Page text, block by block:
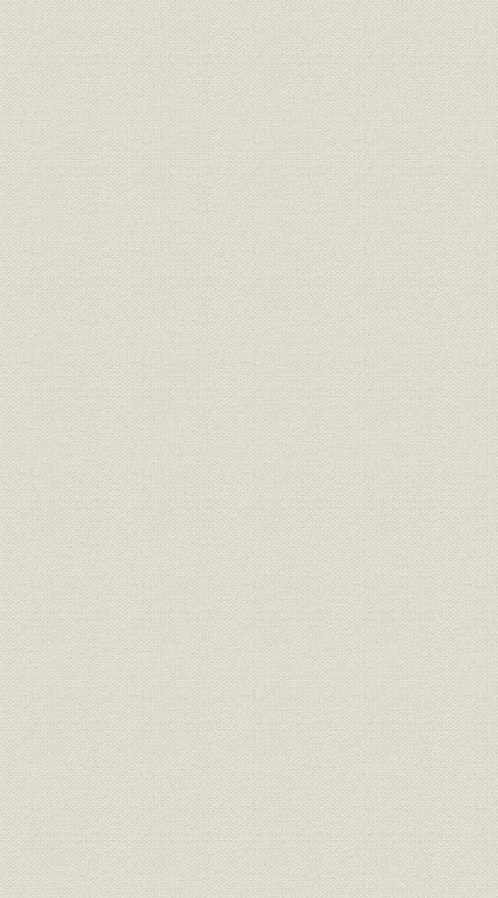
労働組合の結成と階級闘争の進展
日本工業倶楽部の労働問題対策
(二) 協調会設立の経緯と日本工業倶楽部
労働協調機関設置の提唱
日本工業倶楽部の信愛協会設立案
床次内相の熱意
協調会の設立と基本精神
渋沢栄一翁の労資観
日本工業倶楽部の労資観
相容れない鈴木文治氏の主張
(三) 講和会議と第一回国際労働会議
平和条約と国際労働法規
米国の批准拒否
第一回国際労働会議へのわが国の参加
国際労働会議議題と日本工業倶楽部の意見書
わが国使用者代表の主張
(四) 産業委員会の法制化問題
労資協調と産業委員会制度
産業委員会の性格